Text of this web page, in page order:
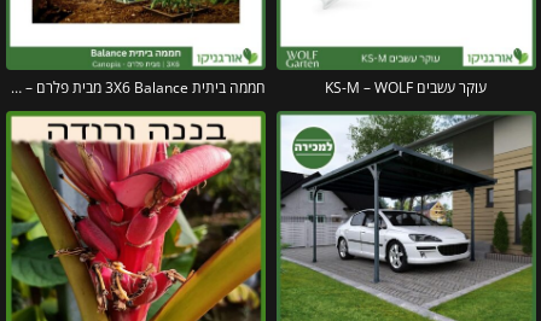
עוקר עשבים KS-M – WOLF חממה ביתית 3X6 Balance מבית פלרם – Canopia